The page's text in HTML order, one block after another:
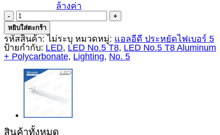
ล้างค่า
จำนวน
LED
No.5
T8
Aluminum
+
Polycarbonate
9W
ชิ้น
หยิบใส่ตะกร้า
รหัสสินค้า:ไม่ระบุ หมวดหมู่: แอลอีดี ประหยัดไฟเบอร์ 5
ป้ายกำกับ: LED, LED No.5 T8, LED No.5 T8 Aluminum
+ Polycarbonate, Lighting, No. 5
สินค้าทั้งหมด